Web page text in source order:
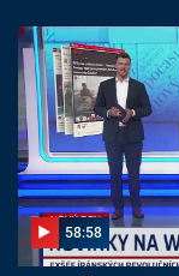
58:58